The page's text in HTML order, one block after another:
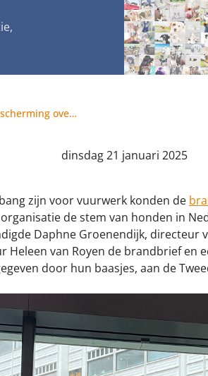
bijtincidenten
met kortsnuitige honden
Vuurwerkdiscussie: Hondenbescherming overhandigt brandbrief aan Tweede Kamer namens tienduizenden viervoeters
dinsdag 21 januari 2025
zijn voor vuurwerk konden de
de stem van honden in
Daphne Groenendijk, directeur
Heleen van Royen de brandbrief en
door hun baasjes, aan de